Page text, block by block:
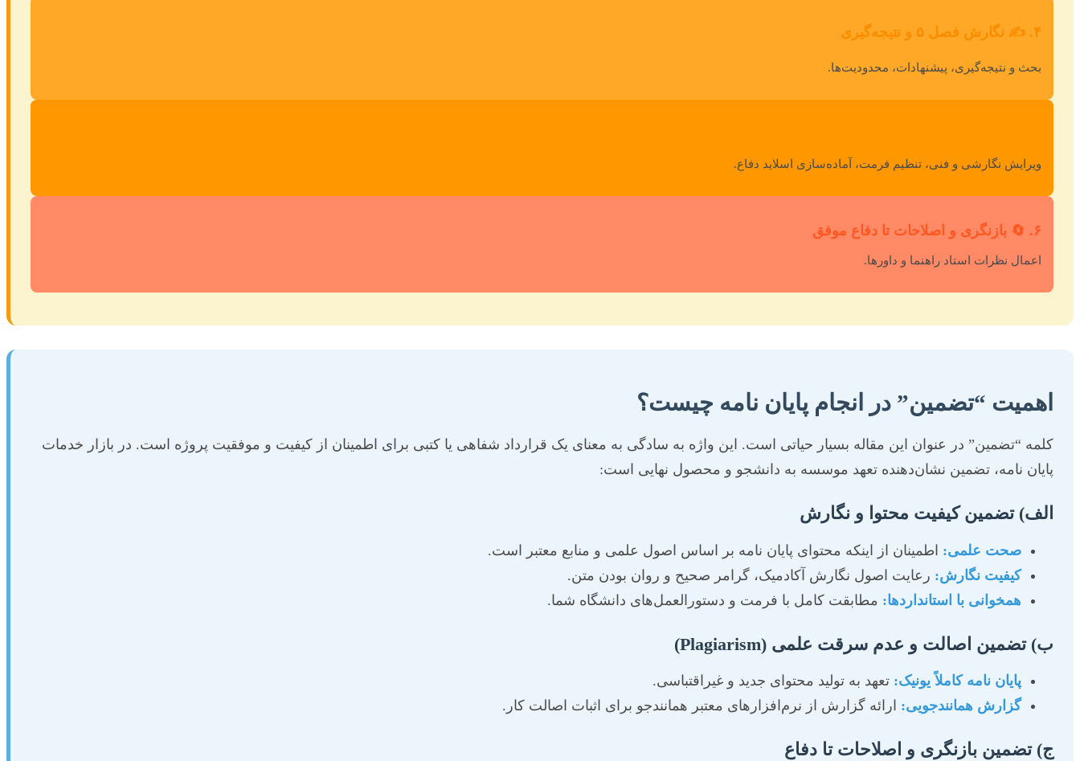
۴. ✍️ نگارش فصل ۵ و نتیجه‌گیری
بحث و نتیجه‌گیری، پیشنهادات، محدودیت‌ها.
ویرایش نگارشی و فنی، تنظیم فرمت، آماده‌سازی اسلاید دفاع.
۶. 🔄 بازنگری و اصلاحات تا دفاع موفق
اعمال نظرات استاد راهنما و داورها.
اهمیت “تضمین” در انجام پایان نامه چیست؟
کلمه “تضمین” در عنوان این مقاله بسیار حیاتی است. این واژه به سادگی به معنای یک قرارداد شفاهی یا کتبی برای اطمینان از کیفیت و موفقیت پروژه است. در بازار خدمات
پایان نامه، تضمین نشان‌دهنده تعهد موسسه به دانشجو و محصول نهایی است:
الف) تضمین کیفیت محتوا و نگارش
صحت علمی: اطمینان از اینکه محتوای پایان نامه بر اساس اصول علمی و منابع معتبر است.
کیفیت نگارش: رعایت اصول نگارش آکادمیک، گرامر صحیح و روان بودن متن.
همخوانی با استانداردها: مطابقت کامل با فرمت و دستورالعمل‌های دانشگاه شما.
ب) تضمین اصالت و عدم سرقت علمی (Plagiarism)
پایان نامه کاملاً یونیک: تعهد به تولید محتوای جدید و غیراقتباسی.
گزارش همانندجویی: ارائه گزارش از نرم‌افزارهای معتبر همانندجو برای اثبات اصالت کار.
ج) تضمین بازنگری و اصلاحات تا دفاع